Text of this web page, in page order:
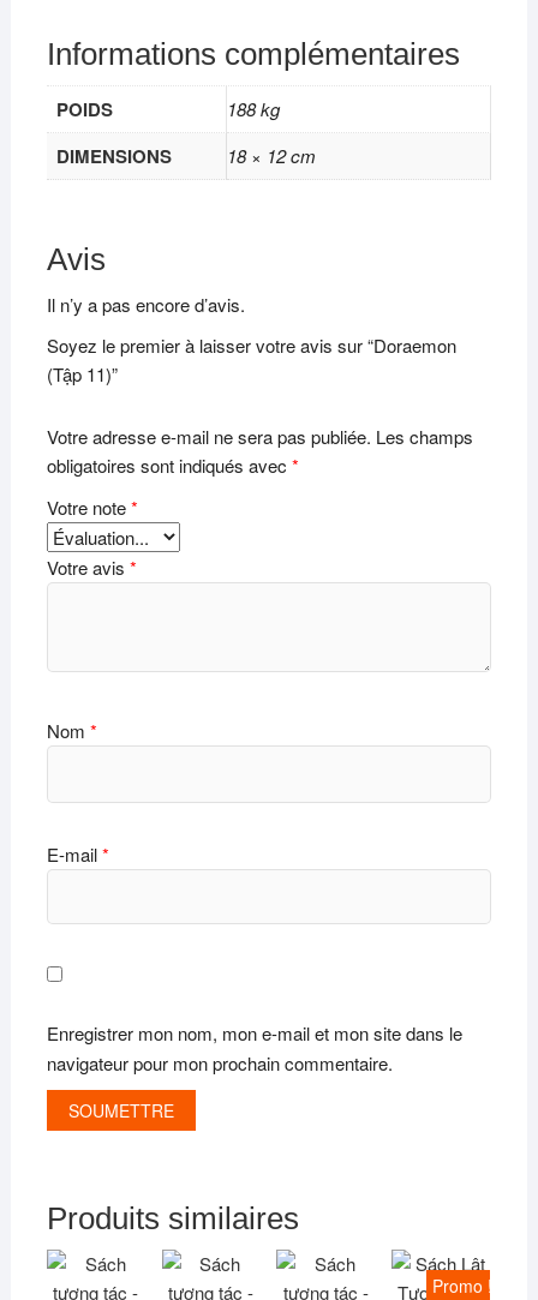
Informations complémentaires
POIDS 188 kg
DIMENSIONS 18 × 12 cm
Avis
Il n’y a pas encore d’avis.
Soyez le premier à laisser votre avis sur “Doraemon
(Tập 11)”
Votre adresse e-mail ne sera pas publiée. Les champs
obligatoires sont indiqués avec *
Votre note*
Votre avis *
Nom *
E-mail*
Enregistrer mon nom, mon e-mail et mon site dans le
navigateur pour mon prochain commentaire.
Produits similaires
Promo !